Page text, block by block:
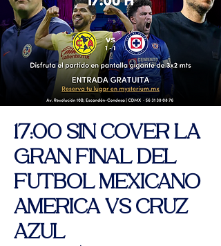
17:00 SIN COVER LA
GRAN FINAL DEL
FUTBOL MEXICANO
AMERICA VS CRUZ
AZUL